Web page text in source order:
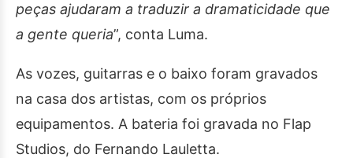
peças ajudaram a traduzir a dramaticidade que
a gente queria”, conta Luma.
As vozes, guitarras e o baixo foram gravados
na casa dos artistas, com os próprios
equipamentos. A bateria foi gravada no Flap
Studios, do Fernando Lauletta.